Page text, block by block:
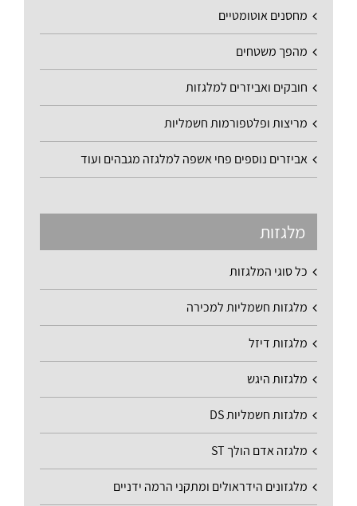
מחסנים אוטומטיים
מהפך משטחים
חובקים ואביזרים למלגזות
מריצות ופלטפורמות חשמליות
אביזרים נוספים פחי אשפה למלגזה מגבהים ועוד
מלגזות
כל סוגי המלגזות
מלגזות חשמליות למכירה
מלגזות דיזל
מלגזות היגש
מלגזות חשמליות DS
מלגזה אדם הולך ST
מלגזונים הידראולים ומתקני הרמה ידניים